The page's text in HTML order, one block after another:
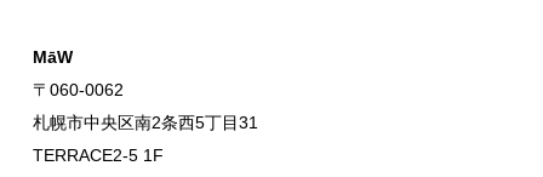
MāW
〒060-0062
札幌市中央区南2条西5丁目31
TERRACE2-5 1F